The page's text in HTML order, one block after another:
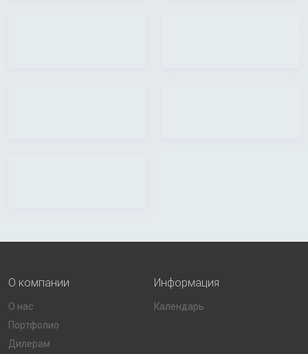
О компании
О нас
Портфолио
Дилерам
Информация
Календарь